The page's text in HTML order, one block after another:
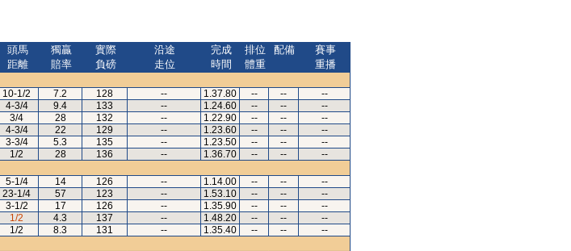
頭馬
距離
獨贏
賠率
實際
負磅
沿途
走位
完成
時間
排位
體重
配備
賽事
重播
10-1/2 7.2 128 -- 1.37.80 -- --
--
4-3/4 9.4 133 -- 1.24.60 -- --
--
3/4 28 132 -- 1.22.90 -- --
--
4-3/4 22 129 -- 1.23.60 -- --
--
3-3/4 5.3 135 -- 1.23.50 -- --
--
1/2 28 136 -- 1.36.70 -- --
--
5-1/4 14 126 -- 1.14.00 -- --
--
23-1/4 57 123 -- 1.53.10 -- --
--
3-1/2 17 126 -- 1.35.90 -- --
--
1/2 4.3 137 -- 1.48.20 -- --
--
1/2 8.3 131 -- 1.35.40 -- --
--